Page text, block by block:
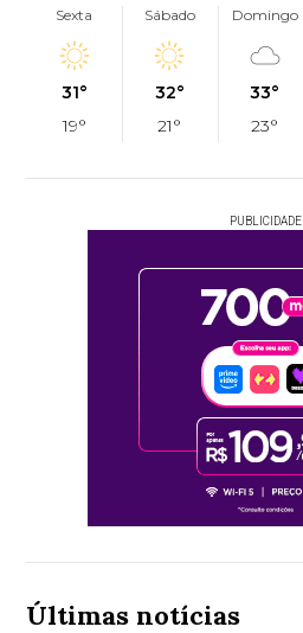
Sexta
31°
19°
Sábado
32°
21°
Domingo
33°
23°
PUBLICIDADE
Últimas notícias